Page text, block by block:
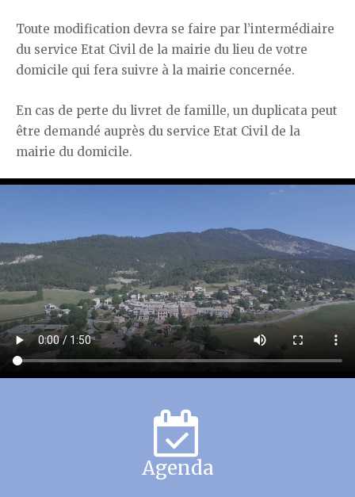
Toute modification devra se faire par l’intermédiaire
du service Etat Civil de la mairie du lieu de votre
domicile qui fera suivre à la mairie concernée.
En cas de perte du livret de famille, un duplicata peut
être demandé auprès du service Etat Civil de la
mairie du domicile.
Agenda